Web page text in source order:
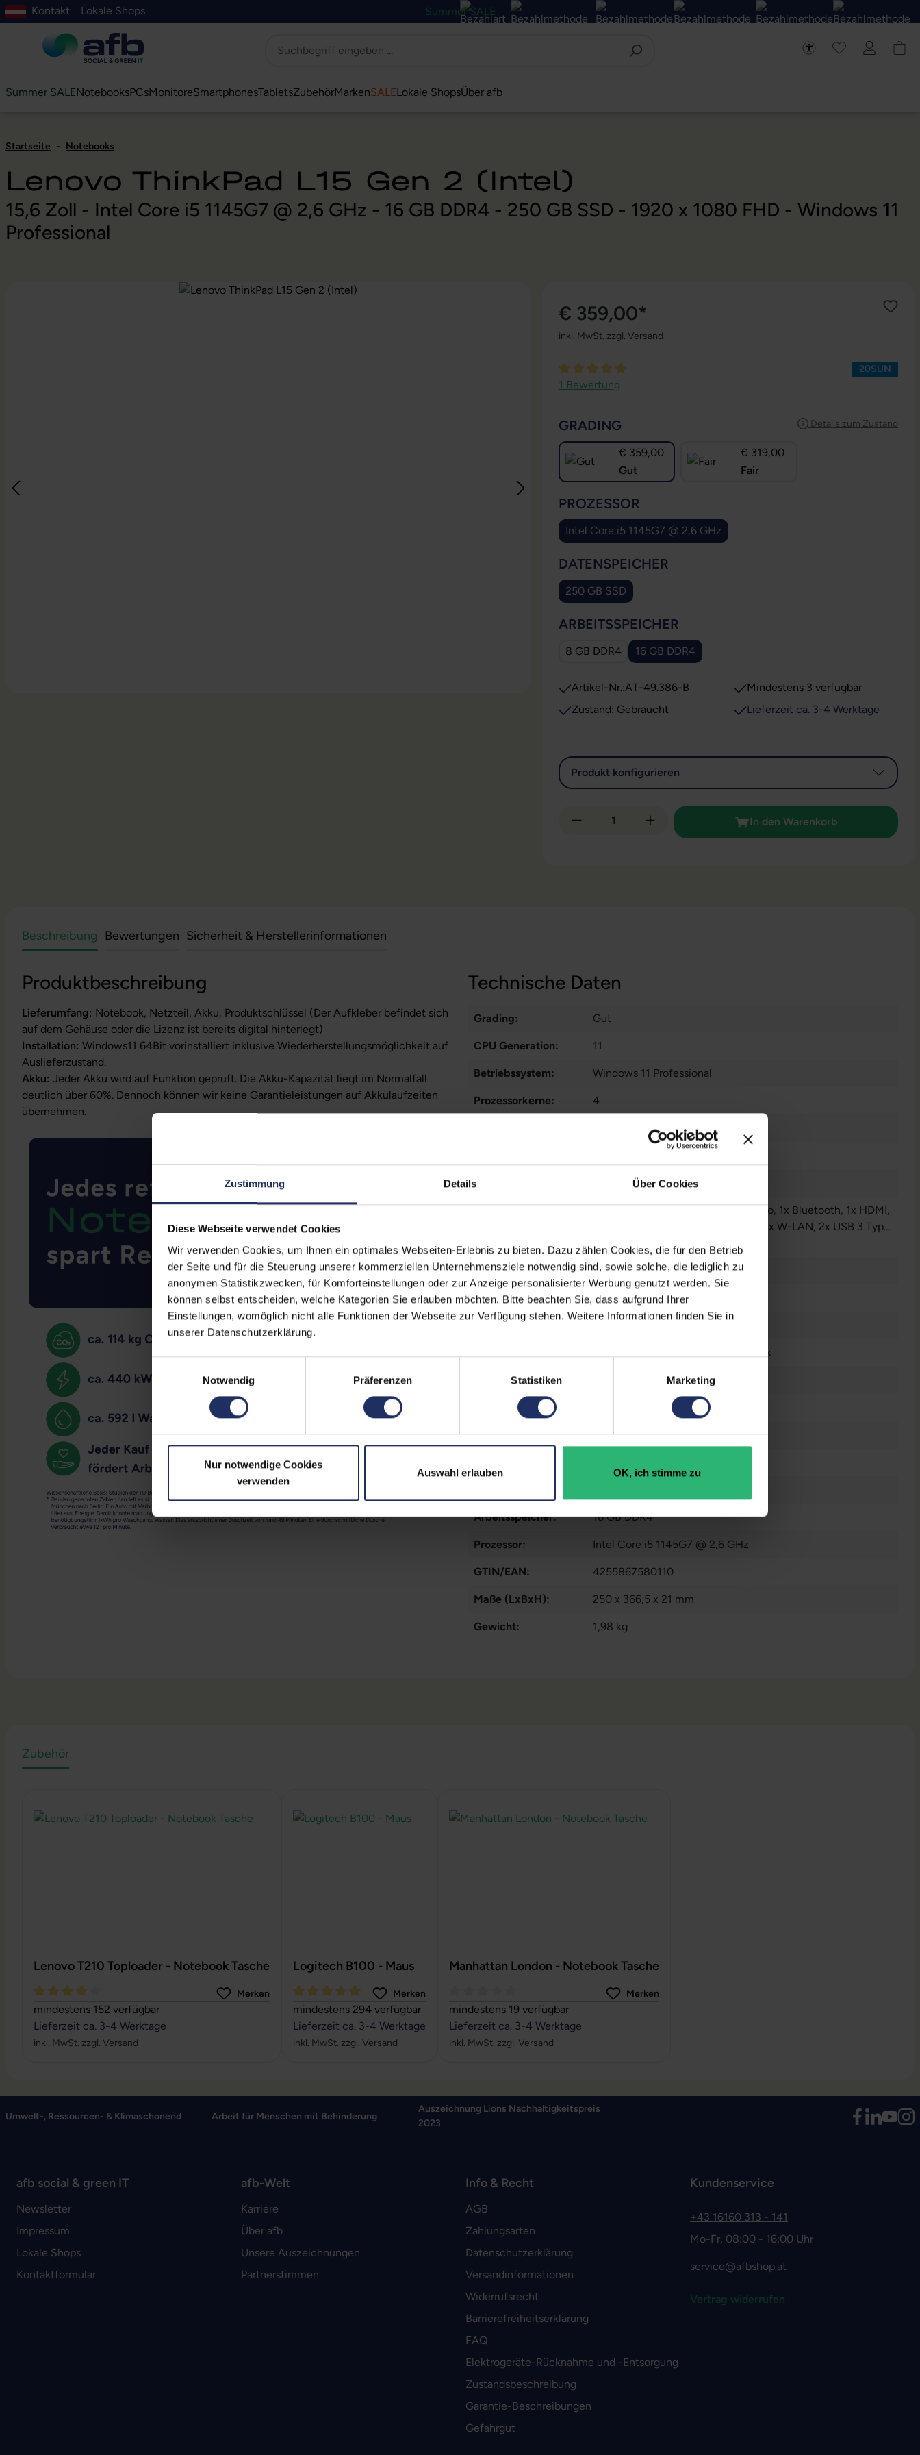
Zustimmung Details Über Cookies
Diese Webseite verwendet Cookies
Wir verwenden Cookies, um Ihnen ein optimales Webseiten-Erlebnis zu bieten. Dazu zählen Cookies, die für den Betrieb
der Seite und für die Steuerung unserer kommerziellen Unternehmensziele notwendig sind, sowie solche, die lediglich zu
anonymen Statistikzwecken, für Komforteinstellungen oder zur Anzeige personalisierter Werbung genutzt werden. Sie
können selbst entscheiden, welche Kategorien Sie erlauben möchten. Bitte beachten Sie, dass aufgrund Ihrer
Einstellungen, womöglich nicht alle Funktionen der Webseite zur Verfügung stehen. Weitere Informationen finden Sie in
unserer Datenschutzerklärung.
Notwendig
Präferenzen Statistiken Marketing
Nur notwendige Cookies
verwenden
Auswahl erlauben OK, ich stimme zu
springen
Suche springen
Zur Hauptnavigation springen
Zur Navigation der B2B-Plattform springen
Kontakt Lokale Shops Summer SALE
Summer SALENotebooksPCsMonitoreSmartphonesTabletsZubehörMarkenSALELokale ShopsÜber afb
Startseite - Notebooks
Lenovo ThinkPad L15 Gen 2 (Intel)
15,6 Zoll - Intel Core i5 1145G7 @ 2,6 GHz - 16 GB DDR4 - 250 GB SSD - 1920 x 1080 FHD - Windows 11
Professional
€ 359,00*
inkl. MwSt. zzgl. Versand
Durchschnittliche Bewertung von 5 von 5 Sternen
1 Bewertung
20SUN
Details zum Zustand
GRADING
€ 359,00
Gut
€ 319,00
Fair
PROZESSOR
Intel Core i5 1145G7 @ 2,6 GHz
DATENSPEICHER
250 GB SSD
ARBEITSSPEICHER
8 GB DDR4 16 GB DDR4
Artikel-Nr.:AT-49.386-B
Zustand: Gebraucht
Mindestens 3 verfügbar
Lieferzeit ca. 3-4 Werktage
Produkt konfigurieren
Produkt Anzahl: Gib den gewünschten Wert ein
In den Warenkorb
Beschreibung Bewertungen Sicherheit & Herstellerinformationen
Produktbeschreibung
Lieferumfang: Notebook, Netzteil, Akku, Produktschlüssel (Der Aufkleber befindet sich
auf dem Gehäuse oder die Lizenz ist bereits digital hinterlegt)
Installation: Windows11 64Bit vorinstalliert inklusive Wiederherstellungsmöglichkeit auf
Auslieferzustand.
Akku: Jeder Akku wird auf Funktion geprüft. Die Akku-Kapazität liegt im Normalfall
deutlich über 60%. Dennoch können wir keine Garantieleistungen auf Akkulaufzeiten
übernehmen.
Technische Daten
Grading: Gut
CPU Generation: 11
Betriebssystem: Windows 11 Professional
Prozessorkerne: 4
Mattes Display
Tastaturbeleuchtung:
1x Audio / Mikrofon - 3.5 mm Combo, 1x Bluetooth, 1x HDMI,
, 1x W-LAN, 2x USB 3 Typ
AMehr anzeigen
Displaygröße: 15,6 Zoll
LTE: Nein
Displayauflösung:
Deutsch (QWERTZ) mit Ziffernblock
Onboard-Grafik: Intel® Iris Xe Graphics
Fingerprintreader:
Zustand: Gebraucht
Arbeitsspeicher: 16 GB DDR4
Prozessor: Intel Core i5 1145G7 @ 2,6 GHz
GTIN/EAN: 4255867580110
Maße (LxBxH): 250 x 366,5 x 21 mm
Gewicht: 1,98 kg
Zubehör
Lenovo T210 Toploader - Notebook Tasche
Durchschnittliche Bewertung von 4 von 5 Sternen
Merken
mindestens 152 verfügbar
Lieferzeit ca. 3-4 Werktage
inkl. MwSt. zzgl. Versand
Logitech B100 - Maus
Durchschnittliche Bewertung von 5 von 5 Sternen
Merken
mindestens 294 verfügbar
Lieferzeit ca. 3-4 Werktage
inkl. MwSt. zzgl. Versand
Manhattan London - Notebook Tasche
Durchschnittliche Bewertung von 0 von 5 Sternen
Merken
mindestens 19 verfügbar
Lieferzeit ca. 3-4 Werktage
inkl. MwSt. zzgl. Versand
Umwelt-, Ressourcen- & Klimaschonend Arbeit für Menschen mit Behinderung
Auszeichnung Lions Nachhaltigkeitspreis
2023
afb social & green IT
Newsletter
Impressum
Lokale Shops
Kontaktformular
afb-Welt
Karriere
Über afb
Unsere Auszeichnungen
Partnerstimmen
Info & Recht
AGB
Zahlungsarten
Datenschutzerklärung
Versandinformationen
Widerrufsrecht
Barrierefreiheitserklärung
FAQ
Elektrogeräte-Rücknahme und -Entsorgung
Zustandsbeschreibung
Garantie-Beschreibungen
Gefahrgut
Kundenservice
+43 16160 313 - 141
Mo-Fr, 08:00 - 16:00 Uhr
service@afbshop.at
Vertrag widerrufen